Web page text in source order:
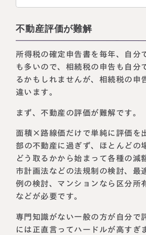
不動産評価が難解
所得税の確定申告書を毎年、自分
も多いので、相続税の申告も自分
るかもしれませんが、相続税の申
違います。
まず、不動産の評価が難解です。
面積×路線価だけで単純に評価を
部の不動産に過ぎず、ほとんどの
どう取るかから始まって各種の減
市計画法などの法規制の検討、最
例の検討、マンションなら区分所
などが必要です。
専門知識がない一般の方が自分で
には正直言ってハードルが高すぎ